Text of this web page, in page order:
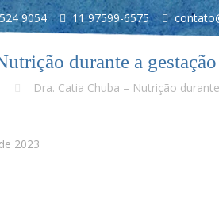
9054 11 97599-6575
durante a gestação
Dra. Catia Chuba – Nutrição
2023